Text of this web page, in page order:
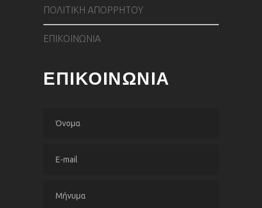
ΠΟΛΙΤΙΚΗ ΑΠΟΡΡΗΤΟΥ
ΕΠΙΚΟΙΝΩΝΙΑ
ΕΠΙΚΟΙΝΩΝΙΑ